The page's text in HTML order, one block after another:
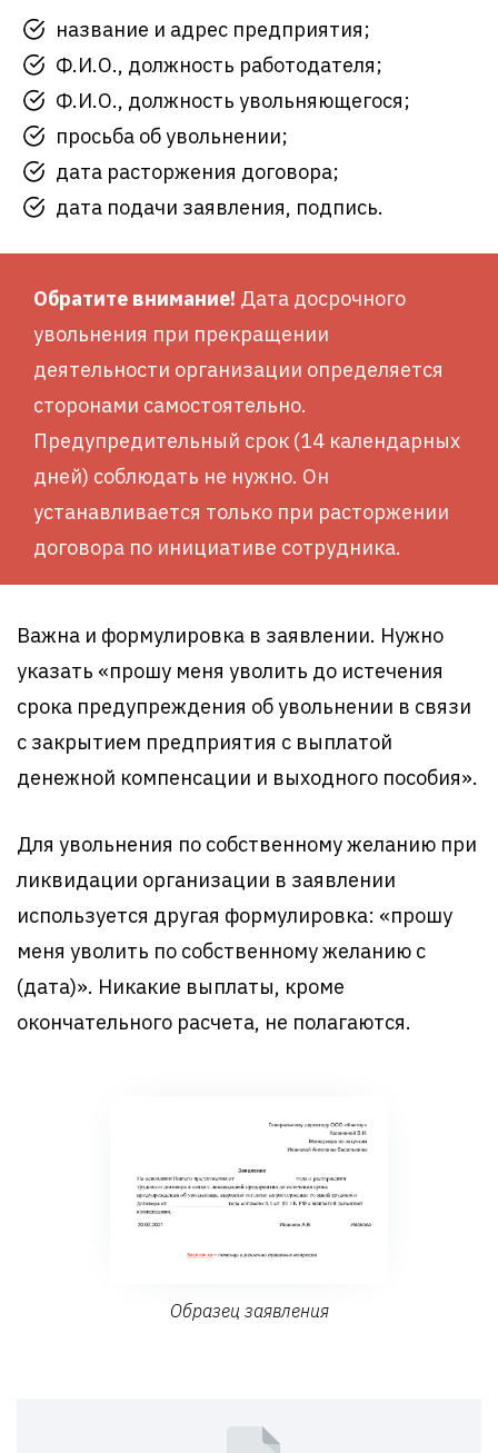
название и адрес предприятия;
Ф.И.О., должность работодателя;
Ф.И.О., должность увольняющегося;
просьба об увольнении;
дата расторжения договора;
дата подачи заявления, подпись.
Обратите внимание! Дата досрочного
увольнения при прекращении
деятельности организации определяется
сторонами самостоятельно.
Предупредительный срок (14 календарных
дней) соблюдать не нужно. Он
устанавливается только при расторжении
договора по инициативе сотрудника.
Важна и формулировка в заявлении. Нужно
указать «прошу меня уволить до истечения
срока предупреждения об увольнении в связи
с закрытием предприятия с выплатой
денежной компенсации и выходного пособия».
Для увольнения по собственному желанию при
ликвидации организации в заявлении
используется другая формулировка: «прошу
меня уволить по собственному желанию с
(дата)». Никакие выплаты, кроме
окончательного расчета, не полагаются.
Образец заявления